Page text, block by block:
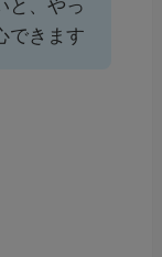
と、やっ
できます